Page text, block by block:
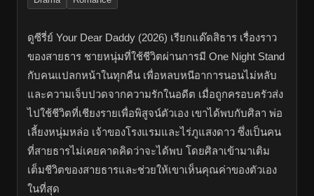
ดูซีรี่ย์ Your Dear Daddy (2026) เรียกแด๊ดสิธาร เรื่องราว
ของสายธาร ชายหนุ่มที่ใช้ชีวิตผ่านการมี One Night Stand
กับคนแปลกหน้าในทุกคืน เพื่อหลบหนีอาการนอนไม่หลับ
และความเจ็บปวดจากความรักในอดีต เมื่อถูกครอบครัวส่ง
ไปใช้ชีวิตที่เชียงรายเพื่อพิสูจน์ตัวเอง เขาได้พบกับศิลา พ่อ
เลี้ยงหนุ่มหล่อ เจ้าของโรงแรมและไร่ภูแสงดาว ซึ่งเป็นคน
ที่สายธารไม่เคยคาดคิดว่าจะได้พบ โดยศิลาเข้ามาเติม
เต็มชีวิตของสายธารและช่วยให้เขาเห็นคุณค่าของตัวเอง
ในที่สุด